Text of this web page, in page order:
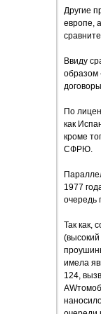
Другие
европе,
Ввиду
образом
По
как
кроме
СФРЮ.
1977
очередь
Так как,
имела
124,